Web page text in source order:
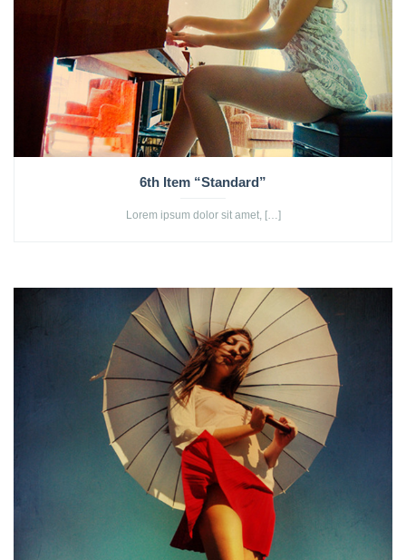
6th Item “Standard”
Lorem ipsum dolor sit amet, […]